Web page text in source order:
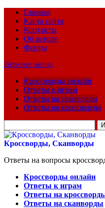
Главная
Карта сайта
Контакты
Об авторе
Форум
Верхнее меню
Кроссворды онлайн
Ответы к играм
Ответы на сканворды
Ответы на кроссворды
для:
Кроссворды, Сканворды
Ответы на вопросы
Кроссворды онлайн
Ответы к играм
Ответы на
Ответы на сканворды